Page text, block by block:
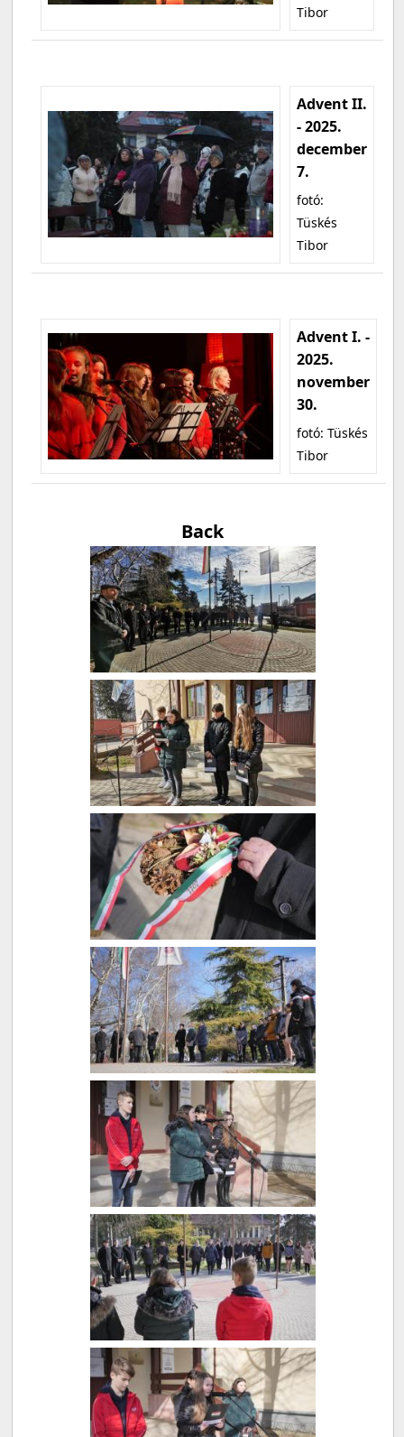
Tibor
Advent II.
- 2025.
december
7.
fotó:
Tüskés
Tibor
Advent I. -
2025.
november
30.
fotó: Tüskés
Tibor
Back